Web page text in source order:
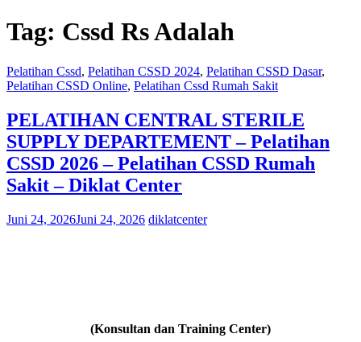
Tag: Cssd Rs Adalah
Pelatihan Cssd, Pelatihan CSSD 2024, Pelatihan CSSD Dasar,
Pelatihan CSSD Online, Pelatihan Cssd Rumah Sakit
PELATIHAN CENTRAL STERILE
SUPPLY DEPARTEMENT – Pelatihan
CSSD 2026 – Pelatihan CSSD Rumah
Sakit – Diklat Center
Juni 24, 2026Juni 24, 2026 diklatcenter
(Konsultan dan Training Center)